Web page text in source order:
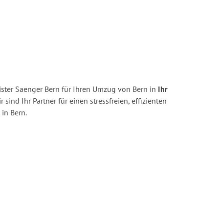
Saenger Bern für Ihren Umzug von Bern in Ihr
sind Ihr Partner für einen stressfreien, effizienten
Bern.